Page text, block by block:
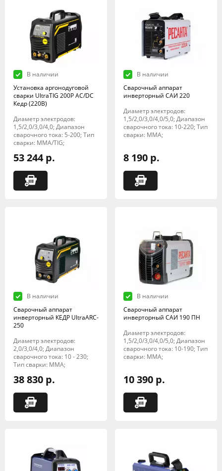
В наличии
Установка аргонодуговой
сварки UltraTIG 200P AC/DC
Кедр (220В)
Диаметр электродов:
1,5/2,0/3,0/4,0; Диапазон
сварочного тока: 5-200; Тип
сварки: MMA/TIG;
53 244 р.
В наличии
Сварочный аппарат
инверторный САИ 220
Диаметр электродов:
1,5/2,0/3,0/4,0/5,0; Диапазон
сварочного тока: 10-220; Тип
сварки: MMA;
8 190 р.
В наличии
Сварочный аппарат
инверторный КЕДР UltraARC-
250
Диаметр электродов:
2,0/3,0/4,0; Диапазон
сварочного тока: 10 - 230;
Тип сварки: MMA;
38 830 р.
В наличии
Сварочный аппарат
инверторный САИ 190 ПН
Диаметр электродов:
1,5/2,0/3,0/4,0/5,0; Диапазон
сварочного тока: 10-190; Тип
сварки: MMA;
10 390 р.